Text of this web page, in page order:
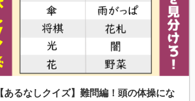
【あるなしクイズ】難問編！頭の体操にな